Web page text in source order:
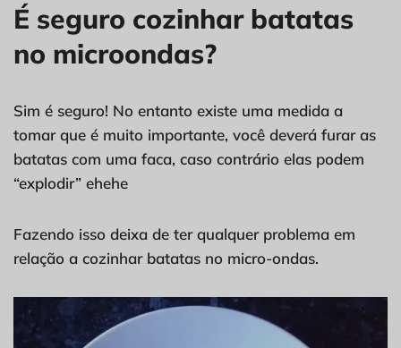
É seguro cozinhar batatas
no microondas?
Sim é seguro! No entanto existe uma medida a
tomar que é muito importante, você deverá furar as
batatas com uma faca, caso contrário elas podem
“explodir” ehehe
Fazendo isso deixa de ter qualquer problema em
relação a cozinhar batatas no micro-ondas.